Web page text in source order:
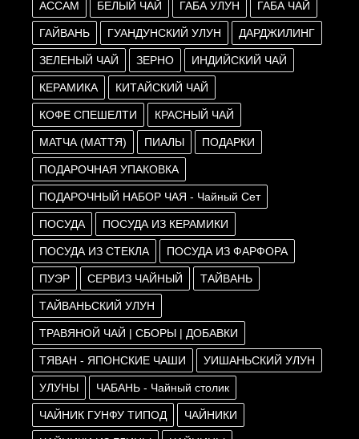
АССАМ БЕЛЫЙ ЧАЙ ГАБА УЛУН ГАБА ЧАЙ
ГАЙВАНЬ ГУАНДУНСКИЙ УЛУН ДАРДЖИЛИНГ
ЗЕЛЕНЫЙ ЧАЙ ЗЕРНО ИНДИЙСКИЙ ЧАЙ
КЕРАМИКА КИТАЙСКИЙ ЧАЙ
КОФЕ СПЕШЕЛТИ КРАСНЫЙ ЧАЙ
МАТЧА (МАТТЯ) ПИАЛЫ ПОДАРКИ
ПОДАРОЧНАЯ УПАКОВКА
ПОДАРОЧНЫЙ НАБОР ЧАЯ - Чайный Сет
ПОСУДА ПОСУДА ИЗ КЕРАМИКИ
ПОСУДА ИЗ СТЕКЛА ПОСУДА ИЗ ФАРФОРА
ПУЭР СЕРВИЗ ЧАЙНЫЙ ТАЙВАНЬ
ТАЙВАНЬСКИЙ УЛУН
ТРАВЯНОЙ ЧАЙ | СБОРЫ | ДОБАВКИ
ТЯВАН - ЯПОНСКИЕ ЧАШИ УИШАНЬСКИЙ УЛУН
УЛУНЫ ЧАБАНЬ - Чайный столик
ЧАЙНИК ГУНФУ ТИПОД ЧАЙНИКИ